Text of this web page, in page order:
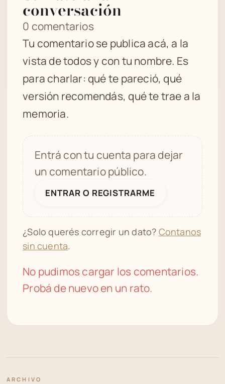
conversación
0 comentarios
Tu comentario se publica acá, a la
vista de todos y con tu nombre. Es
para charlar: qué te pareció, qué
versión recomendás, qué te trae a la
memoria.
Entrá con tu cuenta para dejar
un comentario público.
ENTRAR O REGISTRARME
¿Solo querés corregir un dato? Contanos
sin cuenta.
No pudimos cargar los comentarios.
Probá de nuevo en un rato.
ARCHIVO